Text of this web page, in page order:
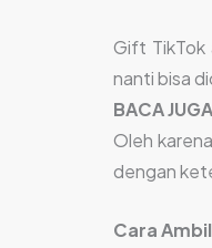
Gift TikTok
nanti bisa
BACA
Oleh
dengan
Cara